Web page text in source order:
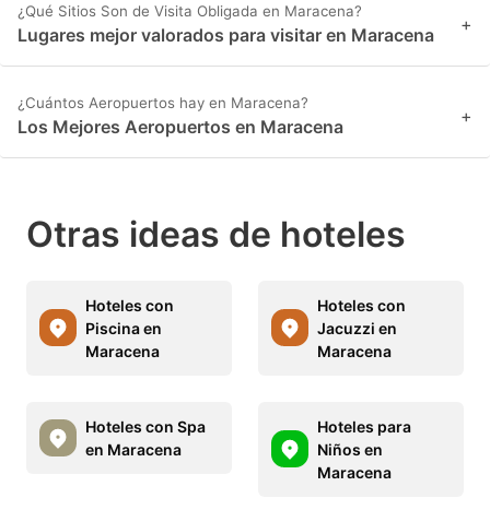
¿Qué Sitios Son de Visita Obligada en Maracena?
Lugares mejor valorados para visitar en Maracena +
¿Cuántos Aeropuertos hay en Maracena?
Los Mejores Aeropuertos en Maracena +
Otras ideas de hoteles
Hoteles con
Piscina en
Maracena
Hoteles con
Jacuzzi en
Maracena
Hoteles con Spa
en Maracena
Hoteles para
Niños en
Maracena